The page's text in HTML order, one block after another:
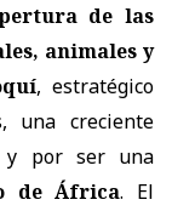
de las
animales y
, estratégico
una creciente
y por ser una
de África. El